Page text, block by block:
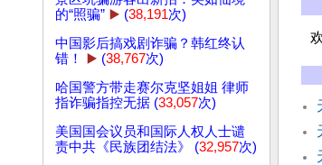
的“照骗” ▶️ (38,191次)
中国影后搞戏剧诈骗？韩红终认
错！
▶️ (38,767次)
哈国警方带走赛尔克坚姐姐 律师
指诈骗指控无据 (33,057次)
美国国会议员和国际人权人士谴
责中共《民族团结法》 (32,957次)